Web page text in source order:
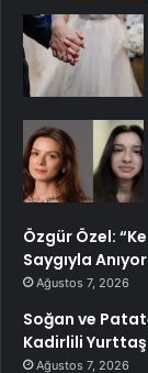
Özgür Özel:
Saygıyla
Ağustos 7, 2026
Soğan ve
Kadirlili Yurttaş:
Ağustos 7, 2026